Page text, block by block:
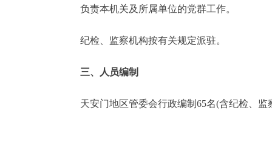
负责本机关及所属单位的党群工作。
纪检、监察机构按有关规定派驻。
三、人员编制
天安门地区管委会行政编制65名(含纪检、监